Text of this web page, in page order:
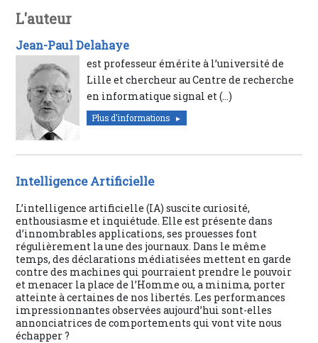
L'auteur
Jean-Paul Delahaye
est professeur émérite à l’université de
Lille et chercheur au Centre de recherche
en informatique signal et (…)
Plus d'informations
Intelligence Artificielle
L’intelligence artificielle (IA) suscite curiosité,
enthousiasme et inquiétude. Elle est présente dans
d’innombrables applications, ses prouesses font
régulièrement la une des journaux. Dans le même
temps, des déclarations médiatisées mettent en garde
contre des machines qui pourraient prendre le pouvoir
et menacer la place de l’Homme ou, a minima, porter
atteinte à certaines de nos libertés. Les performances
impressionnantes observées aujourd’hui sont-elles
annonciatrices de comportements qui vont vite nous
échapper ?